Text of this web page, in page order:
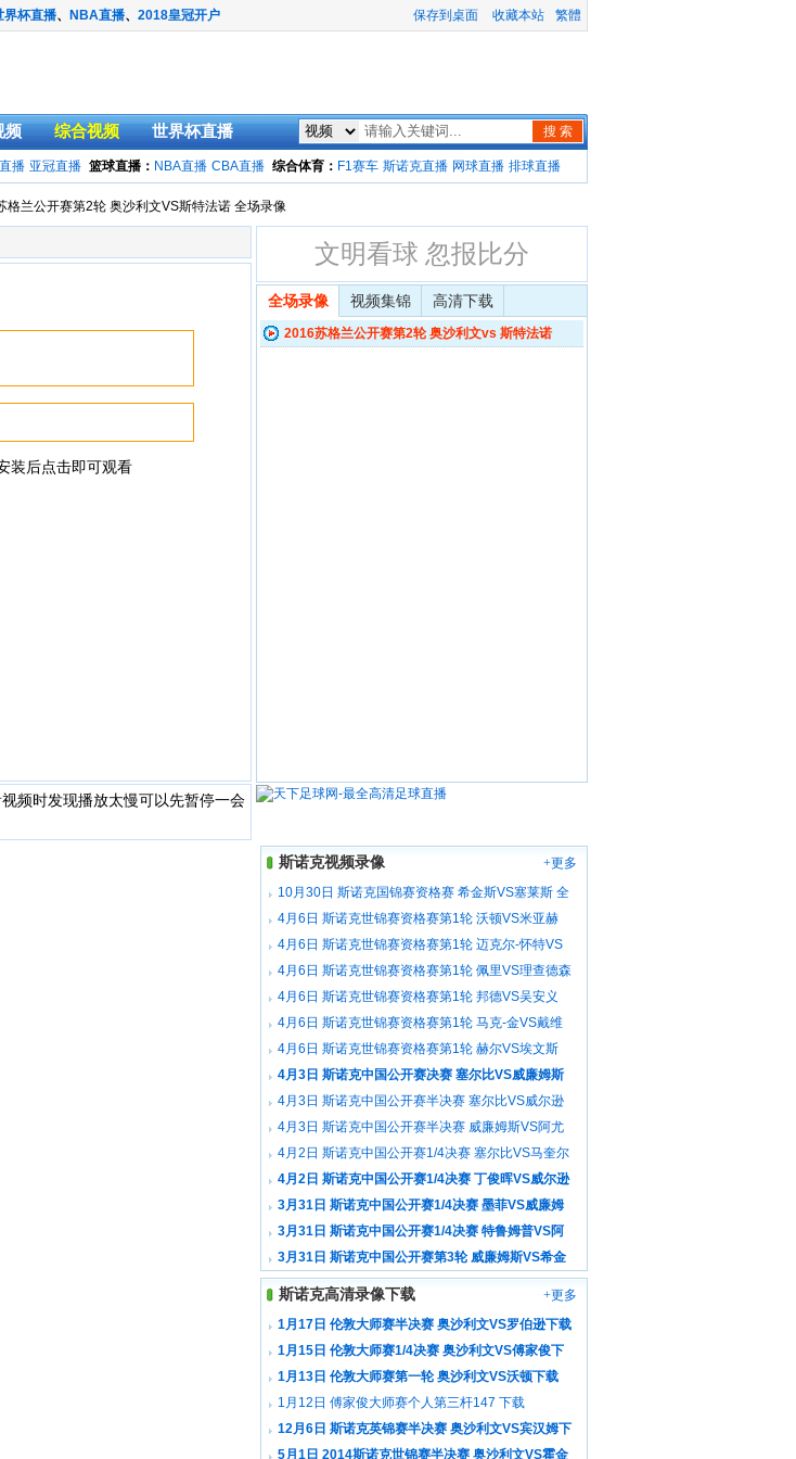
保存到桌面 收藏本站 繁體
界杯直播、 NBA直播、 2018皇冠开户
频 综合视频 世界杯直播 搜 索
播 亚冠直播 篮球直播： NBA直播 CBA直播 综合体育： F1赛车 斯诺克直播 网球直播 排球直播
格兰公开赛第2轮 奥沙利文VS斯特法诺 全场录像
频时发现播放太慢可以先暂停一会
文明看球 忽报比分
全场录像 视频集锦 高清下载
2016苏格兰公开赛第2轮 奥沙利文vs 斯特法诺
斯诺克视频录像
+更多
10月30日 斯诺克国锦赛资格赛 希金斯VS塞莱斯 全
场录像
4月6日 斯诺克世锦赛资格赛第1轮 沃顿VS米亚赫
全场录像
4月6日 斯诺克世锦赛资格赛第1轮 迈克尔-怀特VS
梅赫塔 全场录像
4月6日 斯诺克世锦赛资格赛第1轮 佩里VS理查德森
全场录像
4月6日 斯诺克世锦赛资格赛第1轮 邦德VS吴安义
全场录像
4月6日 斯诺克世锦赛资格赛第1轮 马克-金VS戴维
森 全场录像
4月6日 斯诺克世锦赛资格赛第1轮 赫尔VS埃文斯
全场录像
4月3日 斯诺克中国公开赛决赛 塞尔比VS威廉姆斯
全场录像
4月3日 斯诺克中国公开赛半决赛 塞尔比VS威尔逊
全场录像
4月3日 斯诺克中国公开赛半决赛 威廉姆斯VS阿尤
里 全场录像
4月2日 斯诺克中国公开赛1/4决赛 塞尔比VS马奎尔
全场录像
4月2日 斯诺克中国公开赛1/4决赛 丁俊晖VS威尔逊
全场录像
3月31日 斯诺克中国公开赛1/4决赛 墨菲VS威廉姆
斯 全场录像
3月31日 斯诺克中国公开赛1/4决赛 特鲁姆普VS阿
尤里 全场录像
3月31日 斯诺克中国公开赛第3轮 威廉姆斯VS希金
斯 全场录像
斯诺克高清录像下载
+更多
1月17日 伦敦大师赛半决赛 奥沙利文VS罗伯逊下载
1月15日 伦敦大师赛1/4决赛 奥沙利文VS傅家俊下
载1月13日 伦敦大师赛第一轮 奥沙利文VS沃顿下载
1月12日 傅家俊大师赛个人第三杆147 下载
12月6日 斯诺克英锦赛半决赛 奥沙利文VS宾汉姆下
载5月1日 2014斯诺克世锦赛半决赛 奥沙利文VS霍金